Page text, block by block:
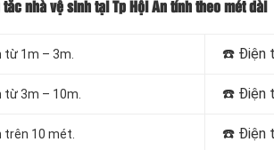
nhà vệ sinh tại Tp Hội An tính theo mét dài
1m – 3m. ☎️ Điện
3m – 10m. ☎️ Điện
10 mét. ☎️ Điện